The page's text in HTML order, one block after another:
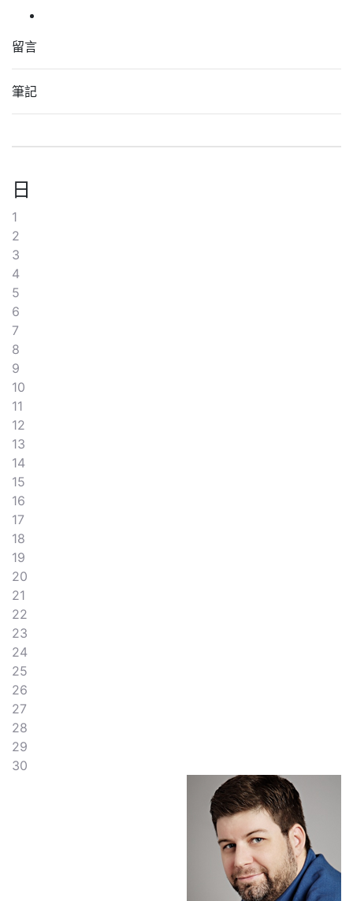
留言
筆記
日
1
2
3
4
5
6
7
8
9
10
11
12
13
14
15
16
17
18
19
20
21
22
23
24
25
26
27
28
29
30